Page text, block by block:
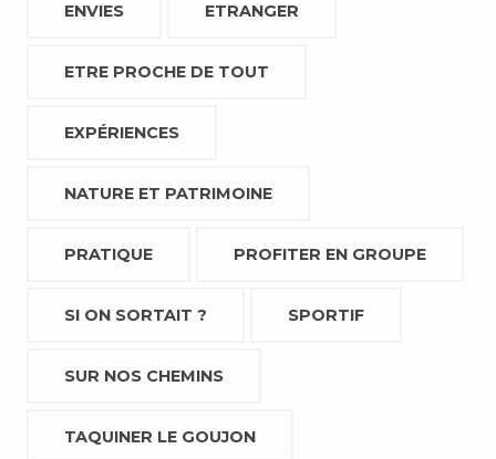
ENVIES ETRANGER
ETRE PROCHE DE TOUT
EXPÉRIENCES
NATURE ET PATRIMOINE
PRATIQUE PROFITER EN GROUPE
SI ON SORTAIT ? SPORTIF
SUR NOS CHEMINS
TAQUINER LE GOUJON